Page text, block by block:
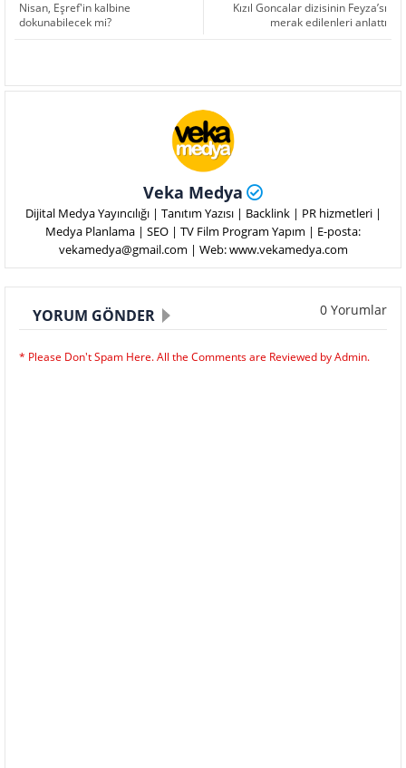
Kızıl Goncalar dizisinin Feyza’sı
merak edilenleri anlattı
Nisan, Eşref'in kalbine
dokunabilecek mi?
Veka Medya
Dijital Medya Yayıncılığı | Tanıtım Yazısı | Backlink | PR hizmetleri |
Medya Planlama | SEO | TV Film Program Yapım | E-posta:
vekamedya@gmail.com | Web: www.vekamedya.com
YORUM GÖNDER 0 Yorumlar
* Please Don't Spam Here. All the Comments are Reviewed by Admin.